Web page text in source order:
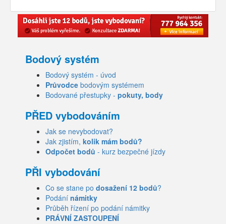
Bodový systém
Bodový systém - úvod
Průvodce bodovým systémem
Bodované přestupky - pokuty, body
PŘED vybodováním
Jak se nevybodovat?
Jak zjistím, kolik mám bodů?
Odpočet bodů - kurz bezpečné jízdy
PŘI vybodování
Co se stane po dosažení 12 bodů?
Podání námitky
Průběh řízení po podání námitky
PRÁVNÍ ZASTOUPENÍ